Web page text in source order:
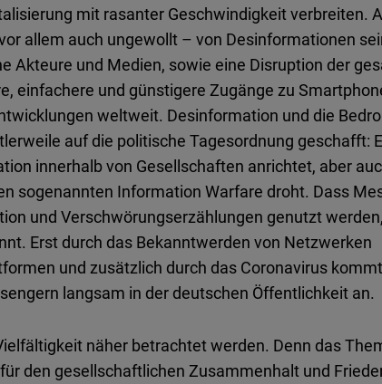
mit rasanter Geschwindigkeit verbreiten.
allem auch ungewollt – von Desinformationen
Akteure und Medien, sowie eine Disruption der
einfachere und günstigere Zugänge zu
weltweit. Desinformation und die
auf die politische Tagesordnung geschafft:
innerhalb von Gesellschaften anrichtet, aber
sogenannten Information Warfare droht. Dass
und Verschwörungserzählungen genutzt
Erst durch das Bekanntwerden von Netzwerken
und zusätzlich durch das Coronavirus
langsam in der deutschen Öffentlichkeit an.
näher betrachtet werden. Denn das
den gesellschaftlichen Zusammenhalt und